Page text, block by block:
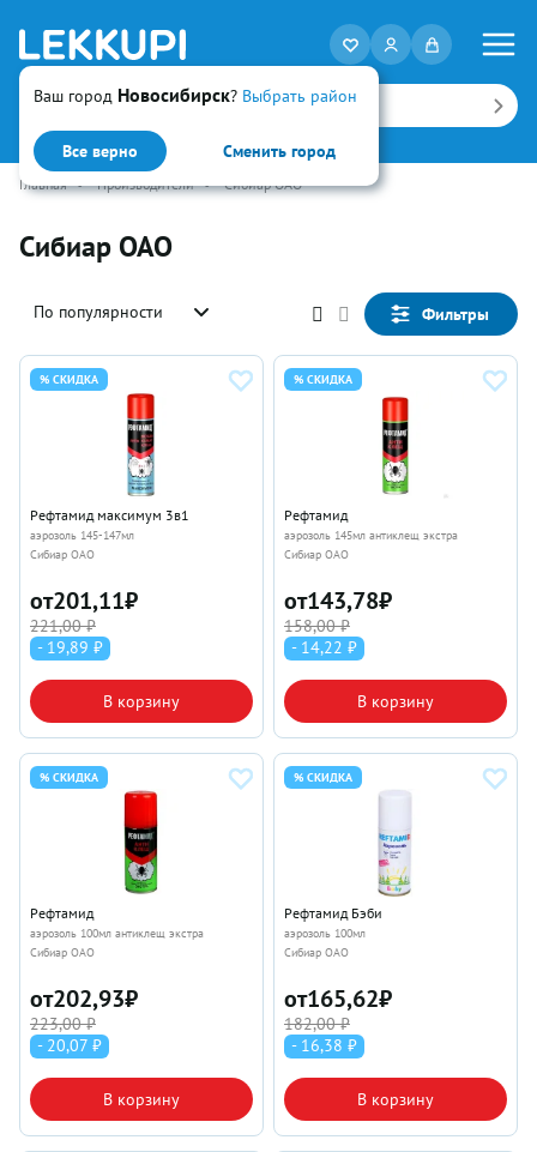
Ваш город Новосибирск? Выбрать район
Все верно Сменить город
Искать
Главная • Производители • Сибиар ОАО
Сибиар ОАО
По популярности Фильтры
% СКИДКА
Рефтамид максимум 3в1
аэрозоль 145-147мл
Сибиар ОАО
от201,11₽
221,00 ₽
- 19,89 ₽
В корзину
% СКИДКА
Рефтамид
аэрозоль 145мл антиклещ экстра
Сибиар ОАО
от143,78₽
158,00 ₽
- 14,22 ₽
В корзину
% СКИДКА
Рефтамид
аэрозоль 100мл антиклещ экстра
Сибиар ОАО
от202,93₽
223,00 ₽
- 20,07 ₽
В корзину
% СКИДКА
Рефтамид Бэби
аэрозоль 100мл
Сибиар ОАО
от165,62₽
182,00 ₽
- 16,38 ₽
В корзину